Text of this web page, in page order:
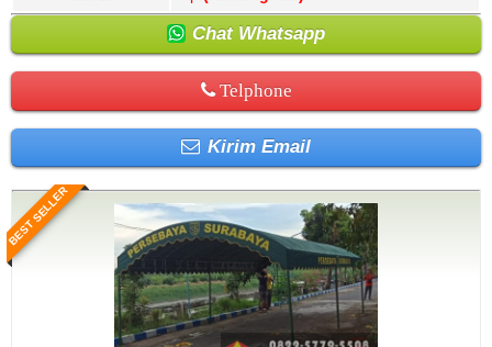
Chat Whatsapp
Telphone
Kirim Email
BEST SELLER